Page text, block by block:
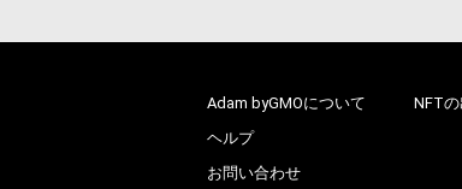
Adam byGMOについて
ヘルプ
お問い合わせ
NFTの